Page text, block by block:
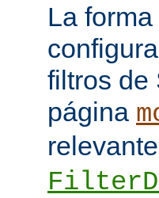
La
filtros de
página